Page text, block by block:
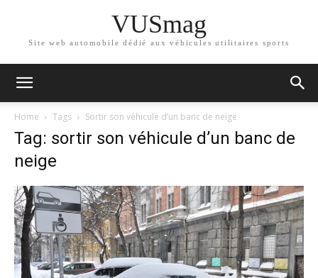
VUSmag
Site web automobile dédié aux véhicules utilitaires sports
Home Tags Sortir son véhicule d’un banc de neige
Tag: sortir son véhicule d’un banc de
neige